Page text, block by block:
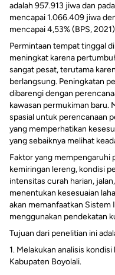
adalah 957.913 jiwa dan
mencapai 1.066.409 jiwa
mencapai 4,53% (BPS,
Permintaan tempat tinggal
meningkat karena
sangat pesat, terutama
berlangsung. Peningkatan
dibarengi dengan
kawasan permukiman baru.
spasial untuk perencanaan
yang memperhatikan
yang sebaiknya melihat
Faktor yang mempengaruhi
kemiringan lereng, kondisi
intensitas curah harian,
menentukan kesesuaian
akan memanfaatkan
menggunakan pendekatan
Tujuan dari penelitian ini
1. Melakukan analisis
Kabupaten Boyolali.